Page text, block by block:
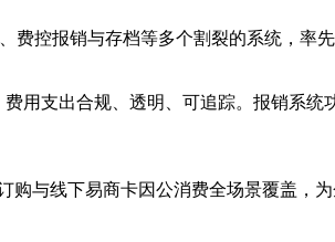
控报销与存档等多个割裂的系统，率
用支出合规、透明、可追踪。报销系统
购与线下易商卡因公消费全场景覆盖，